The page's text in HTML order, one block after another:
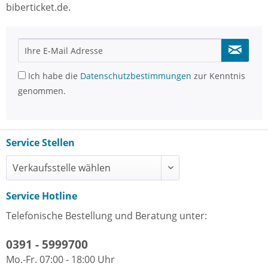
biberticket.de.
Ich habe die Datenschutzbestimmungen zur Kenntnis
genommen.
Service Stellen
Service Hotline
Telefonische Bestellung und Beratung unter:
0391 - 5999700
Mo.-Fr. 07:00 - 18:00 Uhr